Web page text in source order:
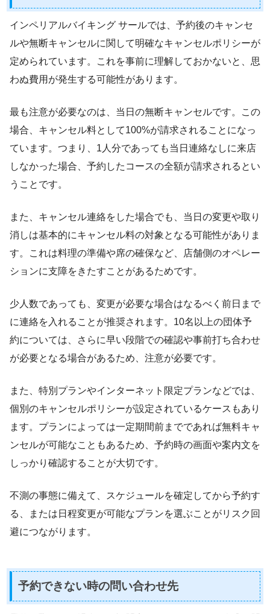
インペリアルバイキング サールでは、予約後のキャンセ
ルや無断キャンセルに関して明確なキャンセルポリシーが
定められています。これを事前に理解しておかないと、思
わぬ費用が発生する可能性があります。
最も注意が必要なのは、当日の無断キャンセルです。この
場合、キャンセル料として100%が請求されることになっ
ています。つまり、1人分であっても当日連絡なしに来店
しなかった場合、予約したコースの全額が請求されるとい
うことです。
また、キャンセル連絡をした場合でも、当日の変更や取り
消しは基本的にキャンセル料の対象となる可能性がありま
す。これは料理の準備や席の確保など、店舗側のオペレー
ションに支障をきたすことがあるためです。
少人数であっても、変更が必要な場合はなるべく前日まで
に連絡を入れることが推奨されます。10名以上の団体予
約については、さらに早い段階での確認や事前打ち合わせ
が必要となる場合があるため、注意が必要です。
また、特別プランやインターネット限定プランなどでは、
個別のキャンセルポリシーが設定されているケースもあり
ます。プランによっては一定期間前までであれば無料キャ
ンセルが可能なこともあるため、予約時の画面や案内文を
しっかり確認することが大切です。
不測の事態に備えて、スケジュールを確定してから予約す
る、または日程変更が可能なプランを選ぶことがリスク回
避につながります。
予約できない時の問い合わせ先